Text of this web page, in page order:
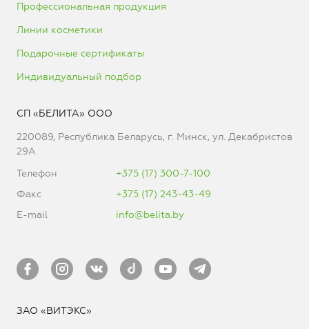
Профессиональная продукция
Линии косметики
Подарочные сертификаты
Индивидуальный подбор
СП «БЕЛИТА» ООО
220089, Республика Беларусь, г. Минск, ул. Декабристов
29А
Телефон
+375 (17) 300-7-100
Факс
+375 (17) 243-43-49
E-mail
info@belita.by
ЗАО «ВИТЭКС»